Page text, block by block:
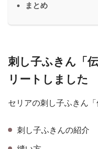
まとめ
刺し子ふきん「
リートしました
セリアの刺し子ふきん
刺し子ふきんの紹介